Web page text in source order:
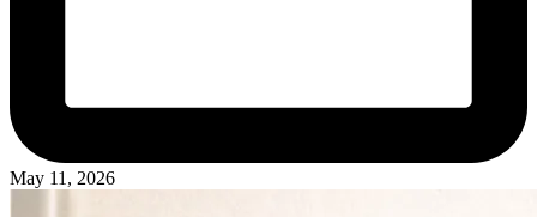
May 11, 2026